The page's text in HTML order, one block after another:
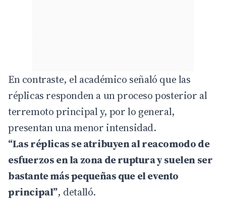
En contraste, el académico señaló que las
réplicas responden a un proceso posterior al
terremoto principal y, por lo general,
presentan una menor intensidad.
“Las réplicas se atribuyen al reacomodo de
esfuerzos en la zona de ruptura y suelen ser
bastante más pequeñas que el evento
principal”, detalló.